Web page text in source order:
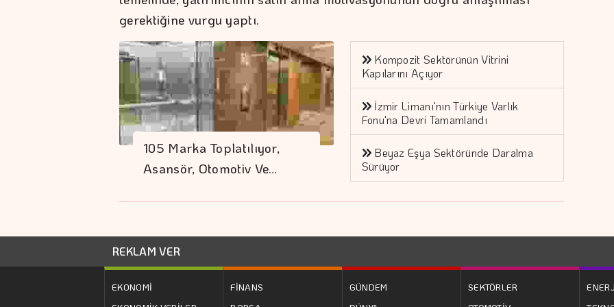
gerektiğine vurgu yaptı.
105 Marka Toplatılıyor,
Asansör, Otomotiv Ve…
Kompozit Sektörünün Vitrini
Kapılarını Açıyor
İzmir Limanı'nın Türkiye Varlık
Fonu'na Devri Tamamlandı
Beyaz Eşya Sektöründe Daralma
Sürüyor
REKLAM VER
EKONOMİ
FİNANS
GÜNDEM
SEKTÖRLER